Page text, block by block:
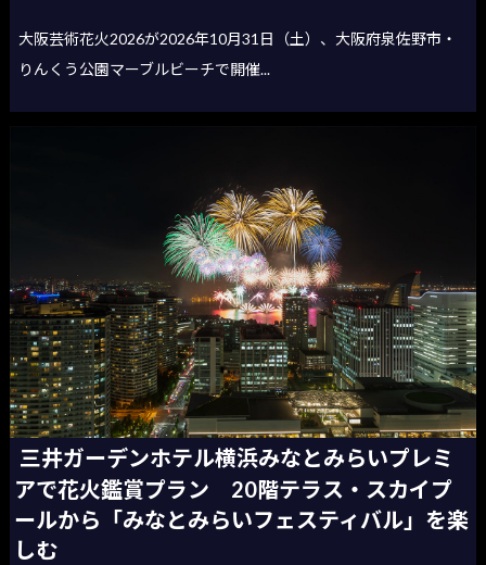
大阪芸術花火2026が2026年10月31日（土）、大阪府泉佐野市・
りんくう公園マーブルビーチで開催...
三井ガーデンホテル横浜みなとみらいプレミ
アで花火鑑賞プラン 20階テラス・スカイプ
ールから「みなとみらいフェスティバル」を楽
しむ